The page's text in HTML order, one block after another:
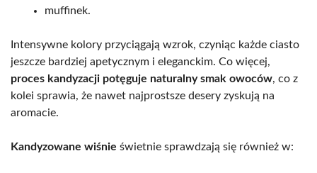
muffinek.
Intensywne kolory przyciągają wzrok, czyniąc każde ciasto
jeszcze bardziej apetycznym i eleganckim. Co więcej,
proces kandyzacji potęguje naturalny smak owoców, co z
kolei sprawia, że nawet najprostsze desery zyskują na
aromacie.
Kandyzowane wiśnie świetnie sprawdzają się również w: